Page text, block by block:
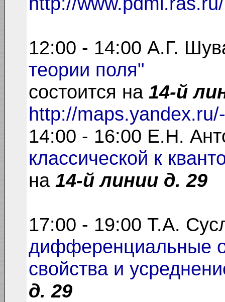
12:00 - 14:00 А.Г.
теории поля"
состоится на 14-й
http://
14:00 - 16:00 Е.Н.
классической к
на 14-й линии д. 29
17:00 - 19:00 Т.А.
дифференциальные
свойства и
д. 29